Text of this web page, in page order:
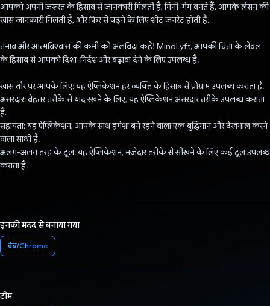
आपको अपनी ज़रूरत के हिसाब से जानकारी मिलती है, मिनी-गेम बनते हैं, आपके लेसन की
खास जानकारी मिलती है, और फिर से पढ़ने के लिए शीट जनरेट होती हैं.
तनाव और आत्मविश्वास की कमी को अलविदा कहें! MindLyft, आपकी चिंता के लेवल
के हिसाब से आपको दिशा-निर्देश और बढ़ावा देने के लिए उपलब्ध है.
खास तौर पर आपके लिए: यह ऐप्लिकेशन हर व्यक्ति के हिसाब से प्रोग्राम उपलब्ध कराता है.
असरदार: बेहतर तरीके से याद रखने के लिए, यह ऐप्लिकेशन असरदार तरीके उपलब्ध कराता
है.
सहायता: यह ऐप्लिकेशन, आपके साथ हमेशा बने रहने वाला एक बुद्धिमान और देखभाल करने
वाला साथी है.
अलग-अलग तरह के टूल: यह ऐप्लिकेशन, मज़ेदार तरीके से सीखने के लिए कई टूल उपलब्ध
कराता है.
इनकी मदद से बनाया गया
वेब/Chrome
टीम